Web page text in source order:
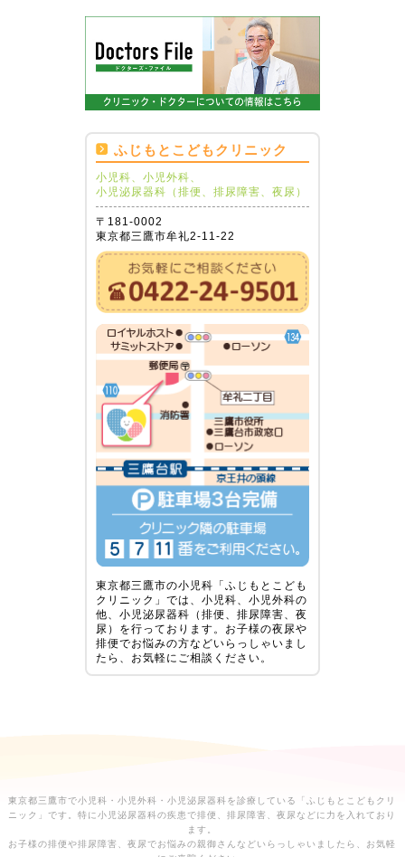
ふじもとこどもクリニック
小児科、小児外科、
小児泌尿器科（排便、排尿障害、夜尿）
〒181-0002
東京都三鷹市牟礼2-11-22
東京都三鷹市の小児科「ふじもとこども
クリニック」では、小児科、小児外科の
他、小児泌尿器科（排便、排尿障害、夜
尿）を行っております。お子様の夜尿や
排便でお悩みの方などいらっしゃいまし
たら、お気軽にご相談ください。
東京都三鷹市で小児科・小児外科・小児泌尿器科を診療している「ふじもとこどもクリ
ニック」です。特に小児泌尿器科の疾患で排便、排尿障害、夜尿などに力を入れており
ます。
お子様の排便や排尿障害、夜尿でお悩みの親御さんなどいらっしゃいましたら、お気軽